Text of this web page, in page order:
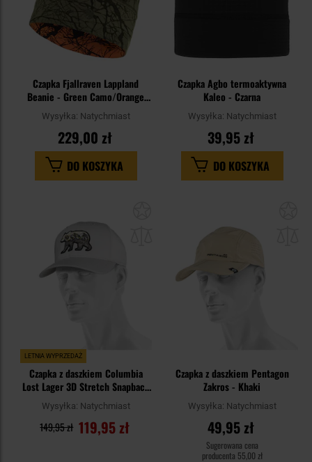
Czapka Fjallraven Lappland
Beanie - Green Camo/Orange
Multi Camo
Wysyłka: Natychmiast
229,00 zł
DO KOSZYKA
Czapka Agbo termoaktywna
Kaleo - Czarna
Wysyłka: Natychmiast
39,95 zł
DO KOSZYKA
schowka
LETNIA WYPRZEDAŻ
Czapka z daszkiem Columbia
Lost Lager 3D Stretch Snapback
- Flint Grey/Scenic Stroll
Wysyłka: Natychmiast
119,95 zł
149,95 zł
Czapka z daszkiem Pentagon
Zakros - Khaki
Wysyłka: Natychmiast
49,95 zł
Sugerowana cena
producenta 55,00 zł